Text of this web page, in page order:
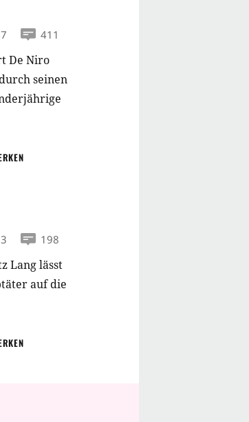
411
De Niro
seinen
198
Lang lässt
auf die